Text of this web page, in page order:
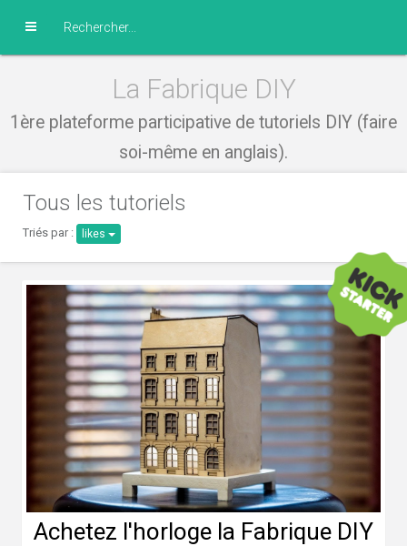
La Fabrique DIY
1ère plateforme participative de tutoriels DIY (faire
soi-même en anglais).
Tous les tutoriels
Triés par : likes
Achetez l'horloge la Fabrique DIY